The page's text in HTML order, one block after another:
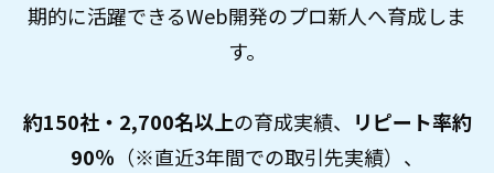
期的に活躍できるWeb開発のプロ新人へ育成しま
す。
約150社・2,700名以上の育成実績、 リピート率約
90％ （※直近3年間での取引先実績）、